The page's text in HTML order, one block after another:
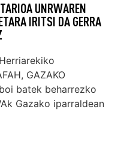
UNRWAREN
IRITSI DA GERRA
GAZAKO
batek beharrezko
Gazako iparraldean